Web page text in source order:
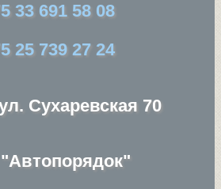
33 691 58 08
25 739 27 24
Сухаревская 70